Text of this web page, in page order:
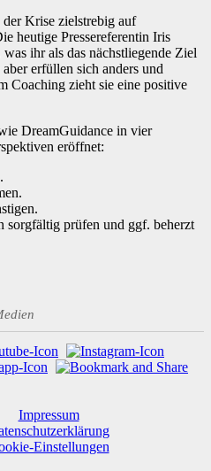
Krise zielstrebig auf
heutige Pressereferentin Iris
ihr als das nächstliegende Ziel
erfüllen sich anders und
Coaching zieht sie eine positive
DreamGuidance in vier
eröffnet:
sorgfältig prüfen und ggf. beherzt
Impressum
Einstellungen